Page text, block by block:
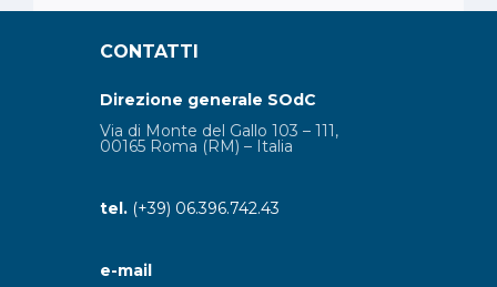
CONTATTI
Direzione generale SOdC
Via di Monte del Gallo 103 – 111,
00165 Roma (RM) – Italia
tel. (+39) 06.396.742.43
e-mail